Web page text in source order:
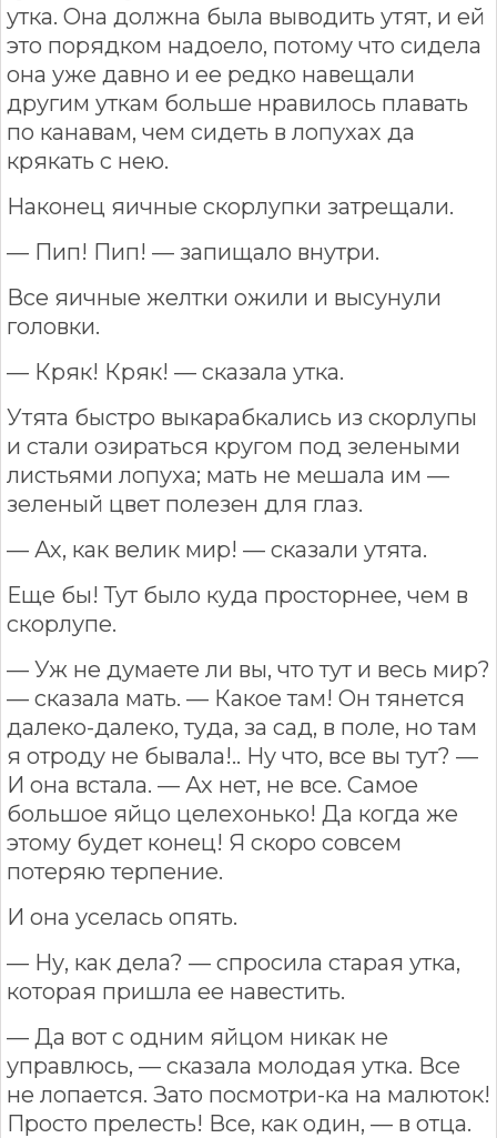
утка. Она должна была выводить утят, и ей
это порядком надоело, потому что сидела
она уже давно и ее редко навещали
другим уткам больше нравилось плавать
по канавам, чем сидеть в лопухах да
крякать с нею.
Наконец яичные скорлупки затрещали.
— Пип! Пип! — запищало внутри.
Все яичные желтки ожили и высунули
головки.
— Кряк! Кряк! — сказала утка.
Утята быстро выкарабкались из скорлупы
и стали озираться кругом под зелеными
листьями лопуха; мать не мешала им —
зеленый цвет полезен для глаз.
— Ах, как велик мир! — сказали утята.
Еще бы! Тут было куда просторнее, чем в
скорлупе.
— Уж не думаете ли вы, что тут и весь мир?
— сказала мать. — Какое там! Он тянется
далеко-далеко, туда, за сад, в поле, но там
я отроду не бывала!.. Ну что, все вы тут? —
И она встала. — Ах нет, не все. Самое
большое яйцо целехонько! Да когда же
этому будет конец! Я скоро совсем
потеряю терпение.
И она уселась опять.
— Ну, как дела? — спросила старая утка,
которая пришла ее навестить.
— Да вот с одним яйцом никак не
управлюсь, — сказала молодая утка. Все
не лопается. Зато посмотри-ка на малюток!
Просто прелесть! Все, как один, — в отца.